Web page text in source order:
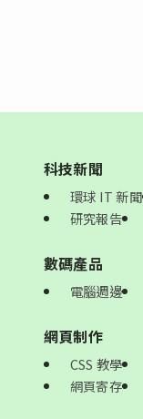
科技新聞
環球 IT 新聞
研究報告
數碼產品
電腦週邊
網頁制作
CSS 教學
網頁寄存